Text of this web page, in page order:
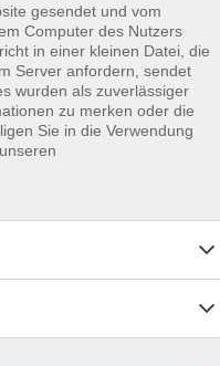
Di.
Herdecke
gesendet und vom
Computer des Nutzers
in einer kleinen Datei, die
Server anfordern, sendet
wurden als zuverlässiger
zu merken oder die
Sie in die Verwendung